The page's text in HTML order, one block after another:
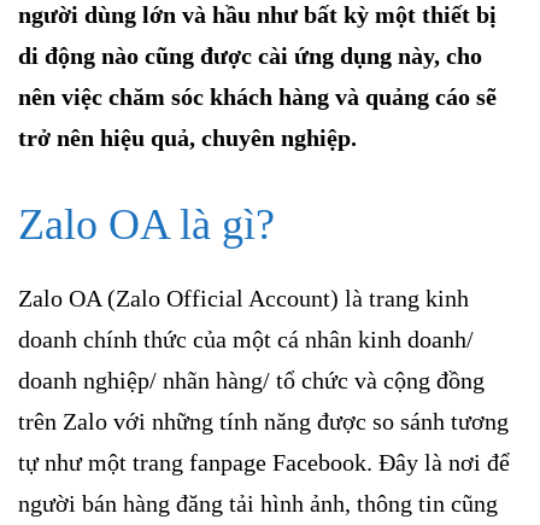
người dùng lớn và hầu như bất kỳ một thiết bị
di động nào cũng được cài ứng dụng này, cho
nên việc chăm sóc khách hàng và quảng cáo sẽ
trở nên hiệu quả, chuyên nghiệp.
Zalo OA là gì?
Zalo OA (Zalo Official Account) là trang kinh
doanh chính thức của một cá nhân kinh doanh/
doanh nghiệp/ nhãn hàng/ tổ chức và cộng đồng
trên Zalo với những tính năng được so sánh tương
tự như một trang fanpage Facebook. Đây là nơi để
người bán hàng đăng tải hình ảnh, thông tin cũng